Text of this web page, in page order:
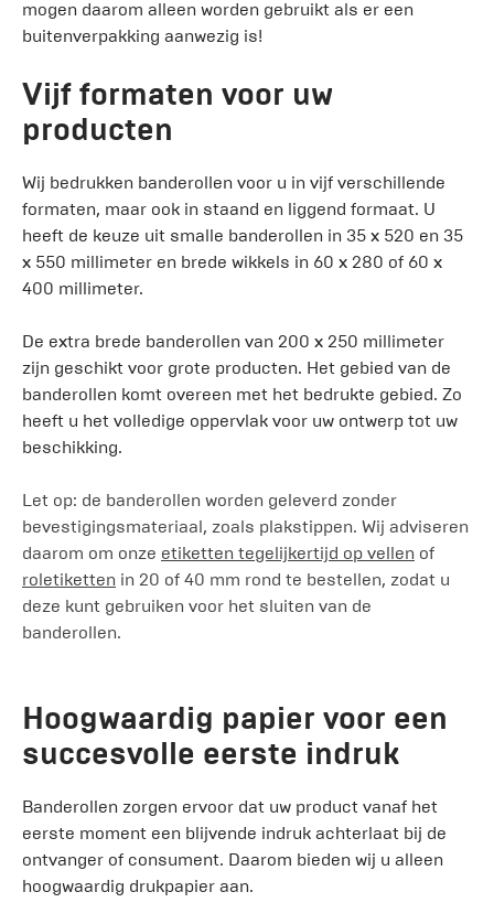
mogen daarom alleen worden gebruikt als er een
buitenverpakking aanwezig is!
Vijf formaten voor uw
producten
Wij bedrukken banderollen voor u in vijf verschillende
formaten, maar ook in staand en liggend formaat. U
heeft de keuze uit smalle banderollen in 35 x 520 en 35
x 550 millimeter en brede wikkels in 60 x 280 of 60 x
400 millimeter.
De extra brede banderollen van 200 x 250 millimeter
zijn geschikt voor grote producten. Het gebied van de
banderollen komt overeen met het bedrukte gebied. Zo
heeft u het volledige oppervlak voor uw ontwerp tot uw
beschikking.
Let op: de banderollen worden geleverd zonder
bevestigingsmateriaal, zoals plakstippen. Wij adviseren
daarom om onze etiketten tegelijkertijd op vellen of
roletiketten in 20 of 40 mm rond te bestellen, zodat u
deze kunt gebruiken voor het sluiten van de
banderollen.
Hoogwaardig papier voor een
succesvolle eerste indruk
Banderollen zorgen ervoor dat uw product vanaf het
eerste moment een blijvende indruk achterlaat bij de
ontvanger of consument. Daarom bieden wij u alleen
hoogwaardig drukpapier aan.